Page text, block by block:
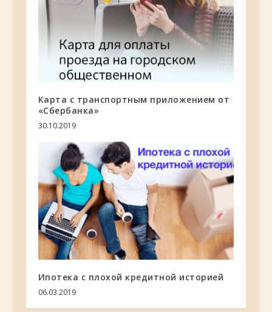
Карта с транспортным приложением от
«Сбербанка»
30.10.2019
Ипотека с плохой кредитной историей
06.03.2019